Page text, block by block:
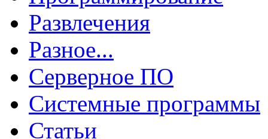
Развлечения
Разное...
Серверное ПО
Системные программы
Статьи